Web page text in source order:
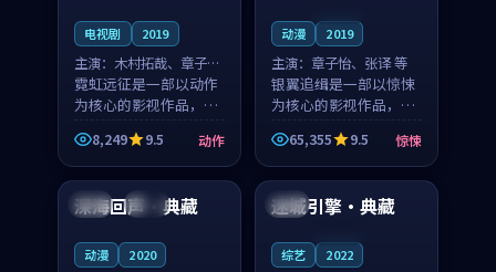
电视剧 2019
主演： 木村拓哉、章子怡
等
霓虹远征是一部以动作
为核心的影视作品，围
绕危机、反转与人物成
长展开，整体节奏紧
凑，值得推荐观看。
8,249 9.5 动作
动漫 2019
主演： 章子怡、张译 等
银翼追缉是一部以惊悚
为核心的影视作品，围
绕危机、反转与人物成
长展开，整体节奏紧
凑，值得推荐观看。
65,355 9.5 惊悚
泰国 高分
深海回声·典藏
动漫 2020
英国
迷城引擎·典藏
综艺 2022